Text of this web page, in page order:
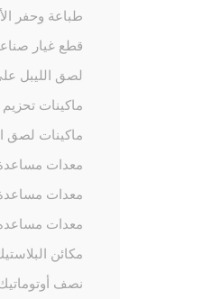
طباعة وحفر
قطع غيار
لصق الليبل
ماكينات تحزيم
ماكينات لصق
معدات مساعدة
معدات مساعدة
معدات مساعده
مكائن
نصف